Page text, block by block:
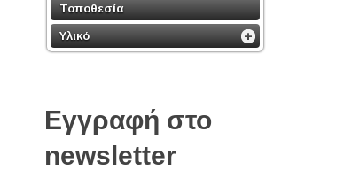
Τοποθεσία
Υλικό
Εγγραφή στο
newsletter